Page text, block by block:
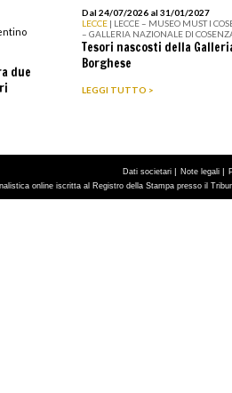
due
Dal 24/07/2026 al 31/01/2027
LECCE | LECCE – MUSEO MUST I
– GALLERIA NAZIONALE DI
Tesori nascosti della
Borghese
LEGGI TUTTO >
Dati societari | Note legali |
online iscritta al Registro della Stampa presso il